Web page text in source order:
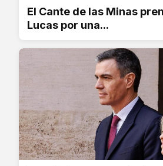
El Cante de las Minas
Lucas por una...